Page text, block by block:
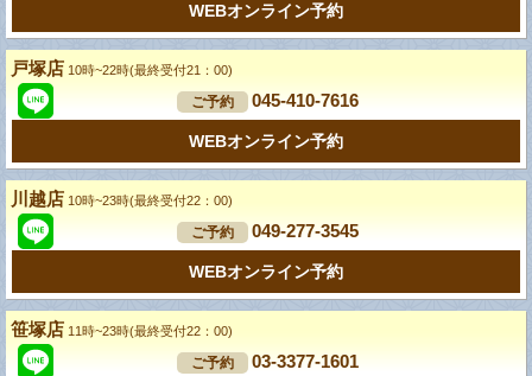
WEBオンライン予約
戸塚店 10時~22時(最終受付21：00)
ご予約 045-410-7616
WEBオンライン予約
川越店 10時~23時(最終受付22：00)
ご予約 049-277-3545
WEBオンライン予約
笹塚店 11時~23時(最終受付22：00)
ご予約 03-3377-1601